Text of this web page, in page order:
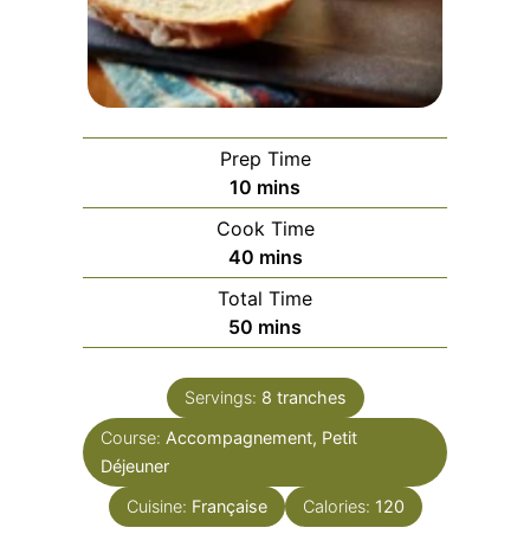
Prep Time
10 minutes
mins
Cook Time
40minutes
mins
Total Time
50 minutes
mins
Servings: 8 tranches
Course: Accompagnement, Petit
Déjeuner
Cuisine: Française Calories: 120